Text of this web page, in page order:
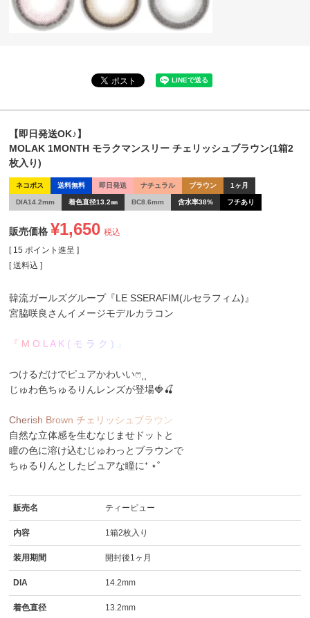
【即日発送OK♪】
MOLAK 1MONTH モラクマンスリー チェリッシュブラウン(1箱2
枚入り)
ネコポス 送料無料 即日発送 ナチュラル ブラウン 1ヶ月
DIA14.2mm 着色直径13.2㎜ BC8.6mm 含水率38% フチあり
販売価格 ¥1,650 税込
[ 15 ポイント進呈 ]
送料込
韓流ガールズグループ『LE SSERAFIM(ルセラフィム)』
宮脇咲良 さんイメージモデルカラコン
『 M O LA K ( モ ラ ク )
つけるだけでピュアかわいいෆ⸒⸒
じゅわ色ちゅるりんレンズが登場🍓🍒
Cherish Brown チェ リ ッ シュブラ ウ ン
自然な立体感を生むなじませドットと
瞳の色に溶け込むじゅわっとブラウンで
ちゅるりんとしたピュアな瞳に⁺ ⋆˚
販売名 ティービュー
内容 1箱2枚入り
装用期間 開封後1ヶ月
DIA 14.2mm
着色直径 13.2mm